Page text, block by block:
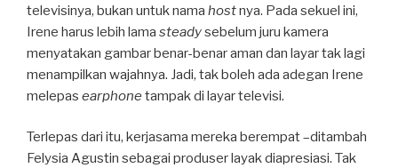
televisinya, bukan untuk nama hostnya. Pada sekuel ini,
Irene harus lebih lama steadysebelum juru kamera
menyatakan gambar benar-benar aman dan layar tak lagi
menampilkan wajahnya. Jadi, tak boleh ada adegan Irene
melepas earphone tampak di layar televisi.
Terlepas dari itu, kerjasama mereka berempat –ditambah
Felysia Agustin sebagai produser layak diapresiasi. Tak